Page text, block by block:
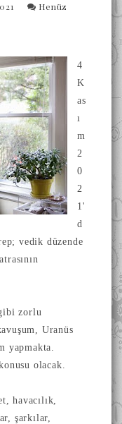
Henüz
4
K
as
ı
m
2
0
2
1'
d
vedik düzende
zorlu
Uranüs
yapmakta.
olacak.
havacılık,
şarkılar,